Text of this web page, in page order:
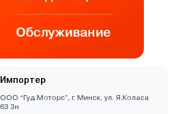
Импортер
ООО “Гуд Моторс”, г. Минск, ул. Я.Коласа
63 3н